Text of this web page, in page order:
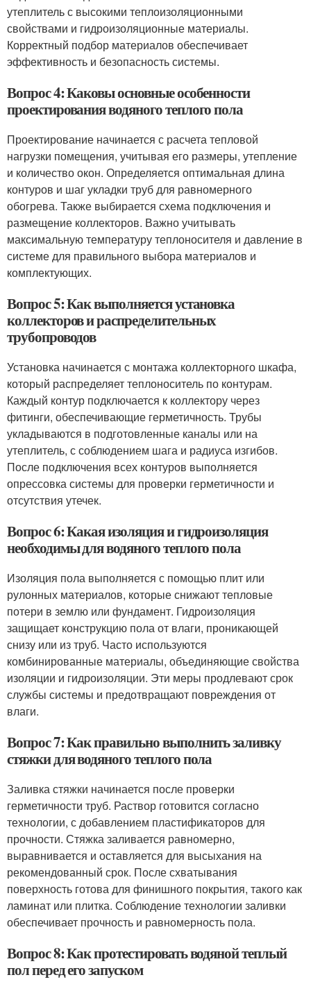
утеплитель с высокими теплоизоляционными
свойствами и гидроизоляционные материалы.
Корректный подбор материалов обеспечивает
эффективность и безопасность системы.
Вопрос 4: Каковы основные особенности
проектирования водяного теплого пола
Проектирование начинается с расчета тепловой
нагрузки помещения, учитывая его размеры, утепление
и количество окон. Определяется оптимальная длина
контуров и шаг укладки труб для равномерного
обогрева. Также выбирается схема подключения и
размещение коллекторов. Важно учитывать
максимальную температуру теплоносителя и давление в
системе для правильного выбора материалов и
комплектующих.
Вопрос 5: Как выполняется установка
коллекторов и распределительных
трубопроводов
Установка начинается с монтажа коллекторного шкафа,
который распределяет теплоноситель по контурам.
Каждый контур подключается к коллектору через
фитинги, обеспечивающие герметичность. Трубы
укладываются в подготовленные каналы или на
утеплитель, с соблюдением шага и радиуса изгибов.
После подключения всех контуров выполняется
опрессовка системы для проверки герметичности и
отсутствия утечек.
Вопрос 6: Какая изоляция и гидроизоляция
необходимы для водяного теплого пола
Изоляция пола выполняется с помощью плит или
рулонных материалов, которые снижают тепловые
потери в землю или фундамент. Гидроизоляция
защищает конструкцию пола от влаги, проникающей
снизу или из труб. Часто используются
комбинированные материалы, объединяющие свойства
изоляции и гидроизоляции. Эти меры продлевают срок
службы системы и предотвращают повреждения от
влаги.
Вопрос 7: Как правильно выполнить заливку
стяжки для водяного теплого пола
Заливка стяжки начинается после проверки
герметичности труб. Раствор готовится согласно
технологии, с добавлением пластификаторов для
прочности. Стяжка заливается равномерно,
выравнивается и оставляется для высыхания на
рекомендованный срок. После схватывания
поверхность готова для финишного покрытия, такого как
ламинат или плитка. Соблюдение технологии заливки
обеспечивает прочность и равномерность пола.
Вопрос 8: Как протестировать водяной теплый
пол перед его запуском